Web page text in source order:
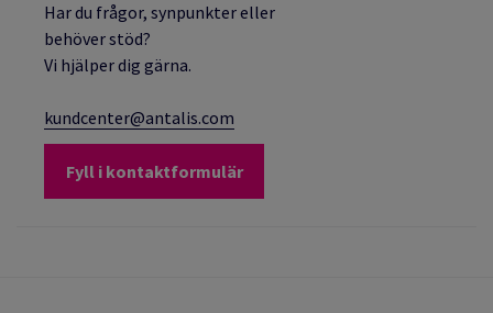
Har du frågor, synpunkter eller
behöver stöd?
Vi hjälper dig gärna.
kundcenter@antalis.com
Fyll i kontaktformulär